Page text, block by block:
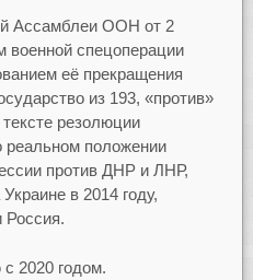
Ассамблеи ООН от 2
военной спецоперации
её прекращения
из 193, «против»
резолюции
реальном положении
против ДНР и ЛНР,
в 2014 году,
Россия.
2020 годом.